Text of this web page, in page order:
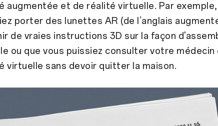
augmentée et de réalité virtuelle. Par exemple,
porter des lunettes AR (de l’anglais
de vraies instructions 3D sur la façon
ou que vous puissiez consulter votre médecin
virtuelle sans devoir quitter la maison.